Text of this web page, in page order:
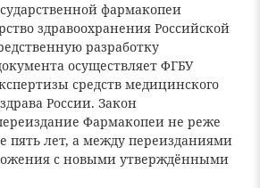
фармакопеи
здравоохранения Российской
разработку
осуществляет ФГБУ
средств медицинского
России. Закон
Фармакопеи не реже
пять лет, а между переизданиями
с новыми утверждёнными